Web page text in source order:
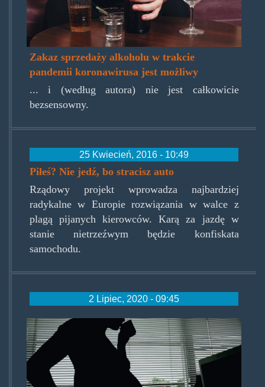
Zakaz sprzedaży alkoholu w trakcie
pandemii koronawirusa jest możliwy
... i (według autora) nie jest całkowicie
bezsensowny.
25 Kwiecień, 2016 - 10:49
Piłeś? Nie jedź, bo stracisz auto
Rządowy projekt wprowadza najbardziej
radykalne w Europie rozwiązania w walce z
plagą pijanych kierowców. Karą za jazdę w
stanie nietrzeźwym będzie konfiskata
samochodu.
2 Lipiec, 2020 - 09:45
pregnantdrink.jpg